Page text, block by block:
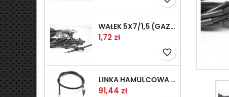
WAŁEK 5X7/1,5 (GAZ WSK)(PR5)
Cena
1,72 zł
favorite_border
LINKA HAMULCOWA PRZYCZEPY KNOTT 1240/1030 33921-1.11S
Cena
91,44 zł